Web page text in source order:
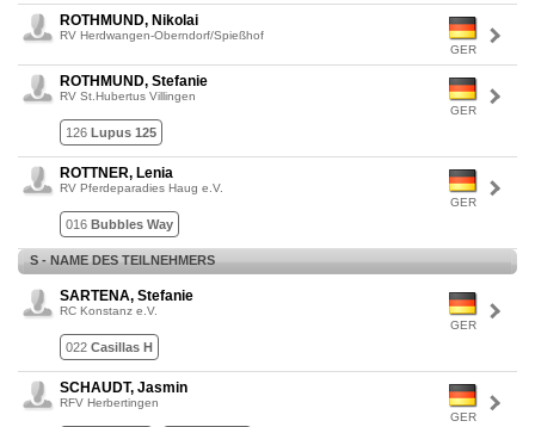
GER
ROTHMUND, Nikolai
RV Herdwangen-Oberndorf/Spießhof
GER
ROTHMUND, Stefanie
RV St.Hubertus Villingen
126 Lupus 125
GER
ROTTNER, Lenia
RV Pferdeparadies Haug e.V.
016 Bubbles Way
S - NAME DES TEILNEHMERS
GER
SARTENA, Stefanie
RC Konstanz e.V.
022 Casillas H
GER
SCHAUDT, Jasmin
RFV Herbertingen